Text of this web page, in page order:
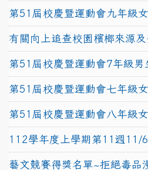
第51屆校慶暨運動會九年級
有關向上追查校園檳榔來源及
第51屆校慶暨運動會7年級男
第51屆校慶暨運動會七年級
第51屆校慶暨運動會八年級
112學年度上學期第11週11/
藝文競賽得獎名單~拒絕毒品